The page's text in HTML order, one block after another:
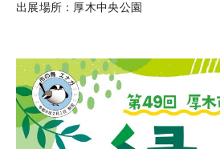
出展場所：厚木中央公園